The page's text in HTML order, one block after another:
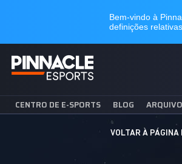
CENTRO DE E-SPORTS BLOG
VOLTAR À PÁGINA